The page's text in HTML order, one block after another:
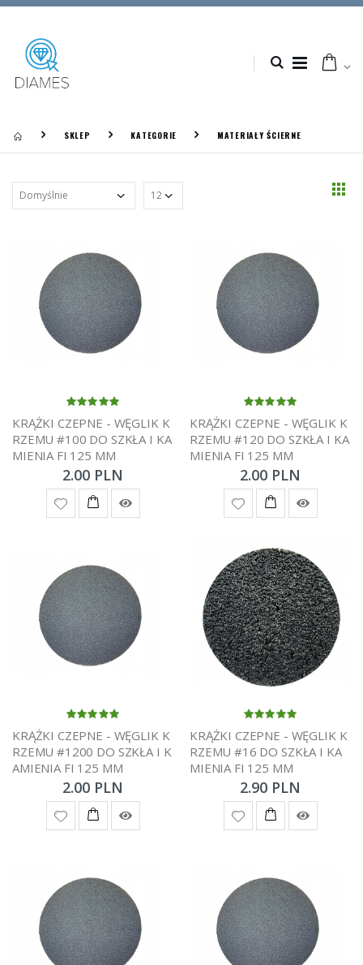
SKLEP KATEGORIE MATERIAŁY ŚCIERNE
KRĄŻKI CZEPNE - WĘGLIK K
RZEMU #100 DO SZKŁA I KA
MIENIA FI 125 MM
2.00 PLN
KRĄŻKI CZEPNE - WĘGLIK K
RZEMU #120 DO SZKŁA I KA
MIENIA FI 125 MM
2.00 PLN
KRĄŻKI CZEPNE - WĘGLIK K
RZEMU #1200 DO SZKŁA I K
AMIENIA FI 125 MM
2.00 PLN
KRĄŻKI CZEPNE - WĘGLIK K
RZEMU #16 DO SZKŁA I KA
MIENIA FI 125 MM
2.90 PLN